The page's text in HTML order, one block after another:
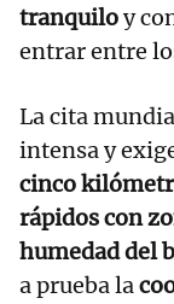
tranquiloy
entrar entre
La cita
intensa y
cinco
rápidos con
humedad del
a prueba la